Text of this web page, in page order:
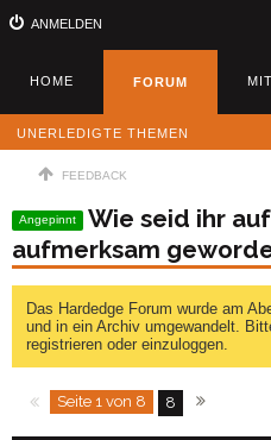
ANMELDEN
HOME FORUM
UNERLEDIGTE THEMEN
FEEDBACK
Angepinnt
Wie seid ihr
aufmerksam
Das Hardedge Forum wurde am
und in ein Archiv umgewandelt.
registrieren oder einzuloggen.
Seite 1 von 8 8